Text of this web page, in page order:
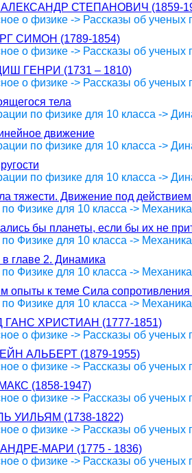
СТЕПАНОВИЧ (1859-
о физике -> Рассказы об ученых
СИМОН (1789-1854)
о физике -> Рассказы об ученых
ГЕНРИ (1731 – 1810)
о физике -> Рассказы об ученых
тела
по физике для 10 класса ->
движение
по физике для 10 класса ->
по физике для 10 класса ->
тяжести. Движение под
Физике для 10 класса -> Механика
бы планеты, если бы их не
Физике для 10 класса -> Механика
в главе 2. Динамика
Физике для 10 класса -> Механика
опыты к теме Сила сопротивления
Физике для 10 класса -> Механика
ГАНС ХРИСТИАН (1777-1851)
о физике -> Рассказы об ученых
АЛЬБЕРТ (1879-1955)
о физике -> Рассказы об ученых
(1858-1947)
о физике -> Рассказы об ученых
УИЛЬЯМ (1738-1822)
о физике -> Рассказы об ученых
МАРИ (1775 - 1836)
о физике -> Рассказы об ученых